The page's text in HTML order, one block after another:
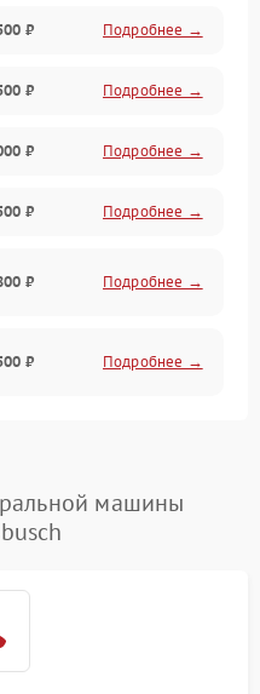
₽ Подробнее →
₽ Подробнее →
₽ Подробнее →
₽ Подробнее →
₽ Подробнее →
₽ Подробнее →
машины